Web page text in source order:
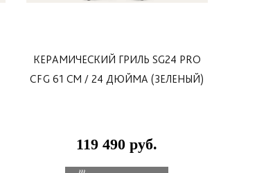
КЕРАМИЧЕСКИЙ ГРИЛЬ SG24 PRO
CFG 61 СМ / 24 ДЮЙМА (ЗЕЛЕНЫЙ)
119 490 руб.